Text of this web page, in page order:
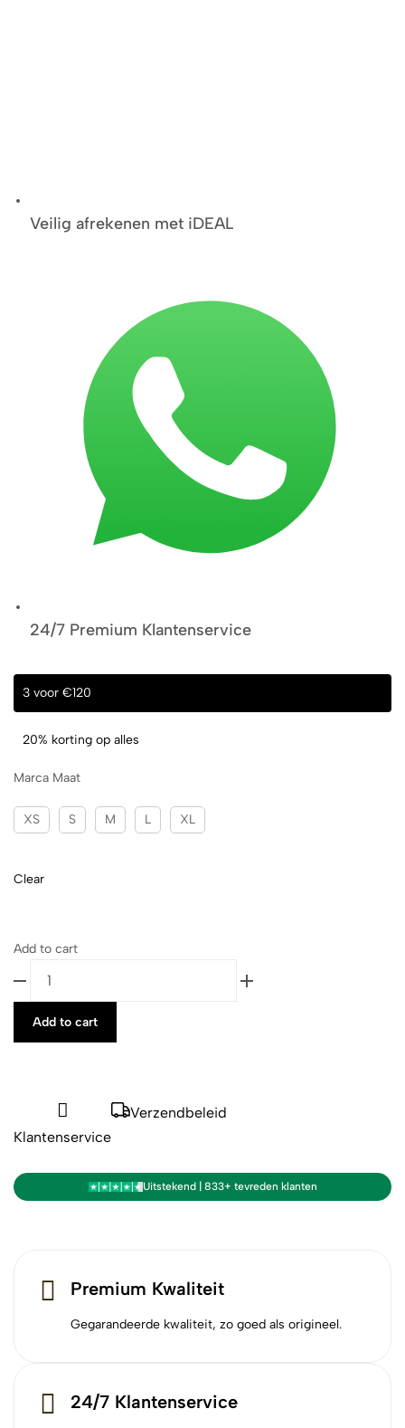
Veilig afrekenen met iDEAL
24/7 Premium Klantenservice
3 voor €120
20% korting op alles
Marca Maat
XS S M L XL
Clear
Add to cart
Add to cart
Klantenservice
Verzendbeleid
Uitstekend | 833+ tevreden klanten
Premium Kwaliteit
Gegarandeerde kwaliteit, zo goed als origineel.
24/7 Klantenservice